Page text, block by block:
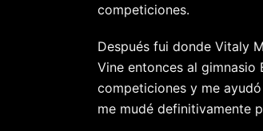
competiciones.
Después fui donde Vitaly
Vine entonces al gimnasio
competiciones y me
me mudé definitivamente